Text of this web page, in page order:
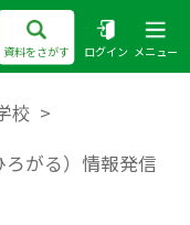
資料をさがす ログイン メニュー
校
がる）情報発信